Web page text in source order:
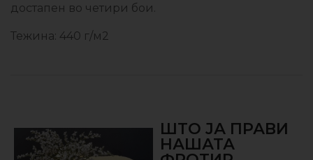
достапен во четири бои.
Тежина: 440 г/м2
ШТО ЈА ПРАВИ
НАШАТА